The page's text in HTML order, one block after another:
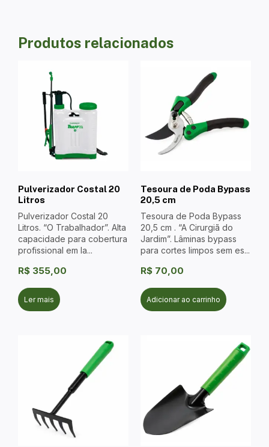
Produtos relacionados
Pulverizador Costal 20
Litros
Pulverizador Costal 20
Litros. “O Trabalhador”. Alta
capacidade para cobertura
profissional em la...
R$ 355,00
Ler mais
Tesoura de Poda Bypass
20,5 cm
Tesoura de Poda Bypass
20,5 cm . “A Cirurgiã do
Jardim”. Lâminas bypass
para cortes limpos sem es...
R$ 70,00
Adicionar ao carrinho